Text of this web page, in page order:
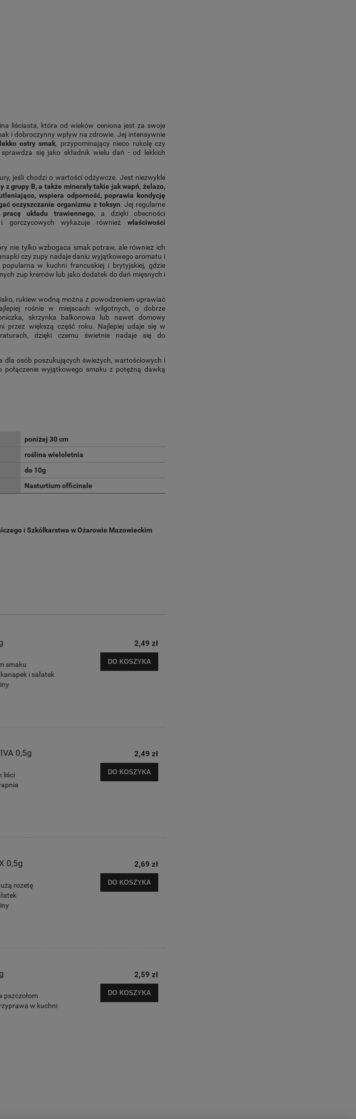
liściasta, która od wieków ceniona jest za swoje
i dobroczynny wpływ na zdrowie. Jej intensywnie
ostry smak, przypominający nieco rukolę czy
się jako składnik wielu dań - od lekkich
jeśli chodzi o wartości odżywcze. Jest niezwykle
z grupy B, a także minerały takie jak wapń, żelazo,
wspiera odporność, poprawia kondycję
oczyszczanie organizmu z toksyn. Jej regularne
układu trawiennego, a dzięki obecności
gorczycowych wykazuje również właściwości
nie tylko wzbogaca smak potraw, ale również ich
czy zupy nadaje daniu wyjątkowego aromatu i
w kuchni francuskiej i brytyjskiej, gdzie
zup kremów lub jako dodatek do dań mięsnych i
rukiew wodną można z powodzeniem uprawiać
rośnie w miejscach wilgotnych, o dobrze
skrzynka balkonowa lub nawet domowy
przez większą część roku. Najlepiej udaje się w
dzięki czemu świetnie nadaje się do
osób poszukujących świeżych, wartościowych i
wyjątkowego smaku z potężną dawką
poniżej 30 cm
roślina wieloletnia
do 10g
Nasturtium officinale
i Szkółkarstwa w Ożarowie Mazowieckim
smaku
i sałatek
2,49 zł
DO KOSZYKA
0,5g
liści
2,49 zł
DO KOSZYKA
0,5g
rozetę
2,69 zł
DO KOSZYKA
pszczołom
w kuchni
2,59 zł
DO KOSZYKA